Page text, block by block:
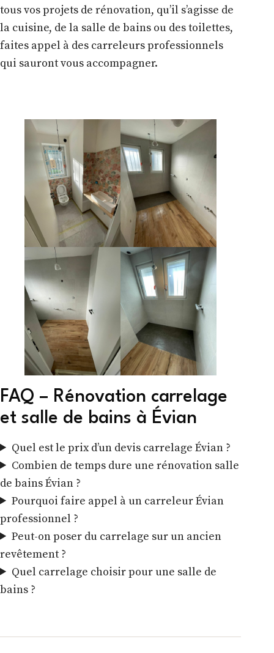
tous vos projets de rénovation, qu’il s’agisse de
la cuisine, de la salle de bains ou des toilettes,
faites appel à des carreleurs professionnels
qui sauront vous accompagner.
FAQ – Rénovation carrelage
et salle de bains à Évian
Quel est le prix d’un devis carrelage Évian ?
Combien de temps dure une rénovation salle
de bains Évian ?
Pourquoi faire appel à un carreleur Évian
professionnel ?
Peut-on poser du carrelage sur un ancien
revêtement ?
Quel carrelage choisir pour une salle de
bains ?